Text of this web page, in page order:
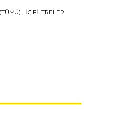
, İÇ FİLTRELER